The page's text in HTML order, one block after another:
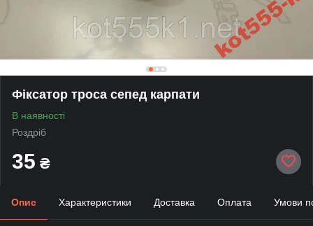
Фіксатор троса сепед карпати
В наявності
Роздріб
35 ₴
Опис Характеристики Доставка Оплата Умови